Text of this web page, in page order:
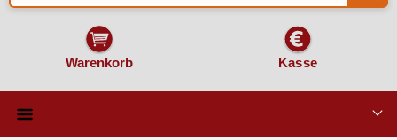
Warenkorb Kasse